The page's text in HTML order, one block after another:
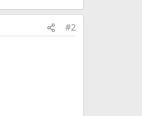
#2